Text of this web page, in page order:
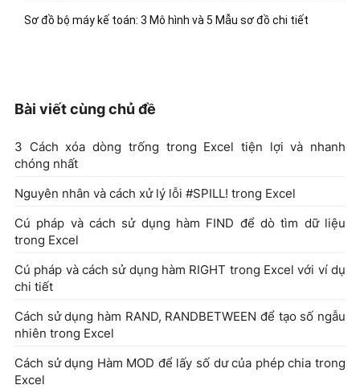
Sơ đồ bộ máy kế toán: 3 Mô hình và 5 Mẫu sơ đồ chi tiết
Bài viết cùng chủ đề
3 Cách xóa dòng trống trong Excel tiện lợi và nhanh
chóng nhất
Nguyên nhân và cách xử lý lỗi #SPILL! trong Excel
Cú pháp và cách sử dụng hàm FIND để dò tìm dữ liệu
trong Excel
Cú pháp và cách sử dụng hàm RIGHT trong Excel với ví dụ
chi tiết
Cách sử dụng hàm RAND, RANDBETWEEN để tạo số ngẫu
nhiên trong Excel
Cách sử dụng Hàm MOD để lấy số dư của phép chia trong
Excel